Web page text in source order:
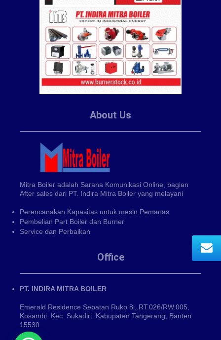
About Us
Mitra Boiler adalah Sarana Komunikasi Online, bagian
After sales dari PT. Indira Mitra Boiler yang melayani
Perencanakan Kapasitas untuk mesin Pemanas
Pembelian Part Boiler dan Burner
Service dan Perbaikan
Office
PT. INDIRA MITRA BOILER
Emerald Residence Sepatan Ruko 8i, RT.026/RW.005,
Kosambi, Kec. Sukadiri, Kabupaten Tangerang, Banten
15530